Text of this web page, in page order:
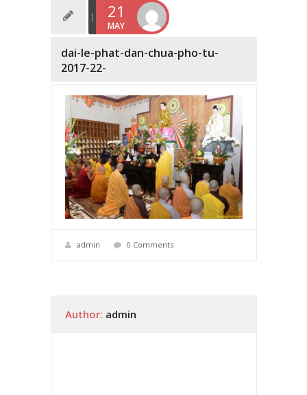
21
MAY
dai-le-phat-dan-chua-pho-tu-
2017-22-
admin 0 Comments
Author: admin